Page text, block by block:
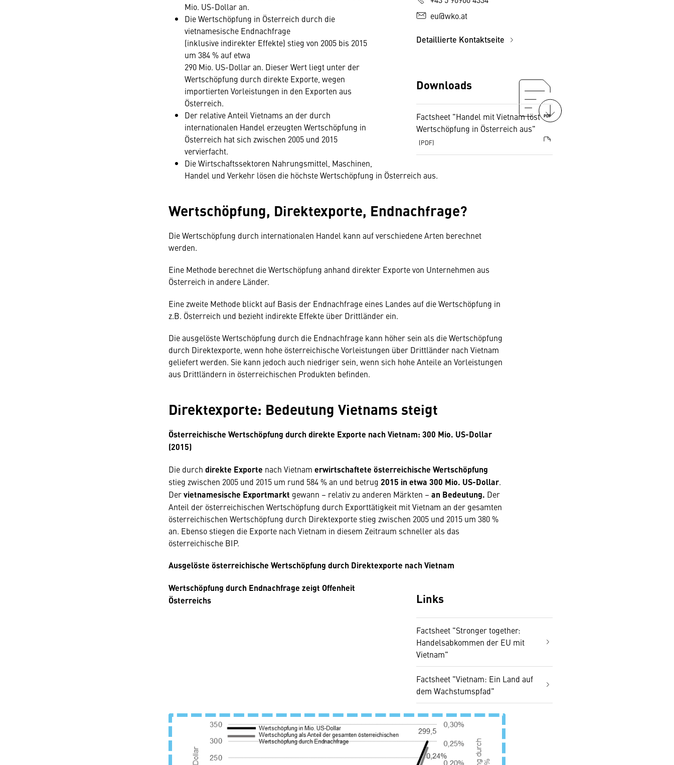
eu@wko.at
Detaillierte Kontaktseite
Downloads
Factsheet "Handel mit Vietnam löst
Wertschöpfung in Österreich aus"
PDF
Mio. US-Dollar an.
Die Wertschöpfung in Österreich durch die
vietnamesische Endnachfrage
(inklusive indirekter Effekte) stieg von 2005 bis 2015
um 384 % auf etwa
290 Mio. US-Dollar an. Dieser Wert liegt unter der
Wertschöpfung durch direkte Exporte, wegen
importierten Vorleistungen in den Exporten aus
Österreich.
Der relative Anteil Vietnams an der durch
internationalen Handel erzeugten Wertschöpfung in
Österreich hat sich zwischen 2005 und 2015
vervierfacht.
Die Wirtschaftssektoren Nahrungsmittel, Maschinen,
Handel und Verkehr lösen die höchste Wertschöpfung in Österreich aus.
Wertschöpfung, Direktexporte, Endnachfrage?
Die Wertschöpfung durch internationalen Handel kann auf verschiedene Arten berechnet
werden.
Eine Methode berechnet die Wertschöpfung anhand direkter Exporte von Unternehmen aus
Österreich in andere Länder.
Eine zweite Methode blickt auf Basis der Endnachfrage eines Landes auf die Wertschöpfung in
z.B. Österreich und bezieht indirekte Effekte über Drittländer ein.
Die ausgelöste Wertschöpfung durch die Endnachfrage kann höher sein als die Wertschöpfung
durch Direktexporte, wenn hohe österreichische Vorleistungen über Drittländer nach Vietnam
geliefert werden. Sie kann jedoch auch niedriger sein, wenn sich hohe Anteile an Vorleistungen
aus Drittländern in österreichischen Produkten befinden.
Direktexporte: Bedeutung Vietnams steigt
Österreichische Wertschöpfung durch direkte Exporte nach Vietnam: 300 Mio. US-Dollar
(2015)
Die durch direkte Exporte nach Vietnam erwirtschaftete österreichische Wertschöpfung
stieg zwischen 2005 und 2015 um rund 584 % an und betrug 2015 in etwa 300 Mio. US-Dollar.
Dervietnamesische Exportmarkt gewann – relativ zu anderen Märkten – an Bedeutung. Der
Anteil der österreichischen Wertschöpfung durch Exporttätigkeit mit Vietnam an der gesamten
österreichischen Wertschöpfung durch Direktexporte stieg zwischen 2005 und 2015 um 380 %
an. Ebenso stiegen die Exporte nach Vietnam in diesem Zeitraum schneller als das
österreichische BIP.
Ausgelöste österreichische Wertschöpfung durch Direktexporte nach Vietnam
Links
Factsheet "Stronger together:
Handelsabkommen der EU mit
Vietnam"
Factsheet "Vietnam: Ein Land auf
dem Wachstumspfad"
Wertschöpfung durch Endnachfrage zeigt Offenheit
Österreichs